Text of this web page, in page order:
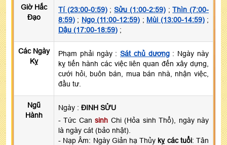
Giờ Hắc
Đạo
Tí (23:00-0:59);Sửu (1:00-2:59);Thìn (7:00-
8:59) ; Ngọ (11:00-12:59) ; Mùi (13:00-14:59);
Dậu (17:00-18:59) ;
Các Ngày
Kỵ
Phạm phải ngày : Sát chủ dương: Ngày này
kỵ tiến hành các việc liên quan đến xây dựng,
cưới hỏi, buôn bán, mua bán nhà, nhận việc,
đầu tư.
Ngũ
Hành
Ngày : ĐINH SỬU
- Tức Cansinh Chi (Hỏa sinh Thổ), ngày này
là ngày cát (bảo nhật).
- Nạp Âm: Ngày Giản hạ Thủy kỵ các tuổi: Tân